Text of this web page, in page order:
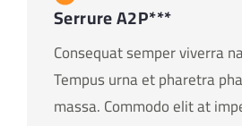
Serrure A2P***
Consequat semper viverra
Tempus urna et pharetra
massa. Commodo elit at